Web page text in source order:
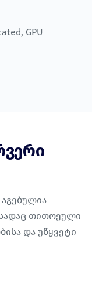
, GPU
თითოეული
და უწყვეტი